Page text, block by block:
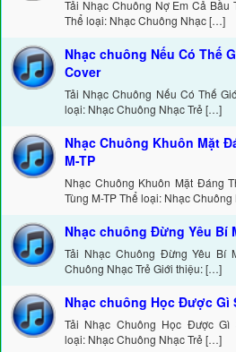
Tải Nhạc Chuông Nợ Em Cả Bầu
Thể loại: Nhạc Chuông Nhạc […]
Nhạc chuông Nếu Có Thế
Cover
Tải Nhạc Chuông Nếu Có Thế
loại: Nhạc Chuông Nhạc Trẻ […]
Nhạc Chuông Khuôn Mặt
M-TP
Nhạc Chuông Khuôn Mặt Đáng
Tùng M-TP Thể loại: Nhạc
Nhạc chuông Đừng Yêu Bí
Tải Nhạc Chuông Đừng Yêu Bí
Chuông Nhạc Trẻ Giới thiệu: […]
Nhạc chuông Học Được Gì
Tải Nhạc Chuông Học Được
loại: Nhạc Chuông Nhạc Trẻ […]